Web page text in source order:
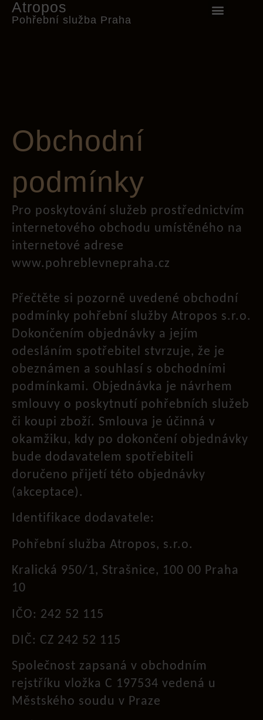
Atropos
Pohřební služba Praha
Obchodní
podmínky
Pro poskytování služeb prostřednictvím
internetového obchodu umístěného na
internetové adrese
www.pohreblevnepraha.cz
Přečtěte si pozorně uvedené obchodní
podmínky pohřební služby Atropos s.r.o.
Dokončením objednávky a jejím
odesláním spotřebitel stvrzuje, že je
obeznámen a souhlasí s obchodními
podmínkami. Objednávka je návrhem
smlouvy o poskytnutí pohřebních služeb
či koupi zboží. Smlouva je účinná v
okamžiku, kdy po dokončení objednávky
bude dodavatelem spotřebiteli
doručeno přijetí této objednávky
(akceptace).
Identifikace dodavatele:
Pohřební služba Atropos, s.r.o.
Kralická 950/1, Strašnice, 100 00 Praha
10
IČO: 242 52 115
DIČ: CZ 242 52 115
Společnost zapsaná v obchodním
rejstříku vložka C 197534 vedená u
Městského soudu v Praze